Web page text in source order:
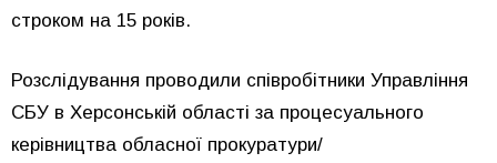
строком на 15 років.
Розслідування проводили співробітники Управління
СБУ в Херсонській області за процесуального
керівництва обласної прокуратури/